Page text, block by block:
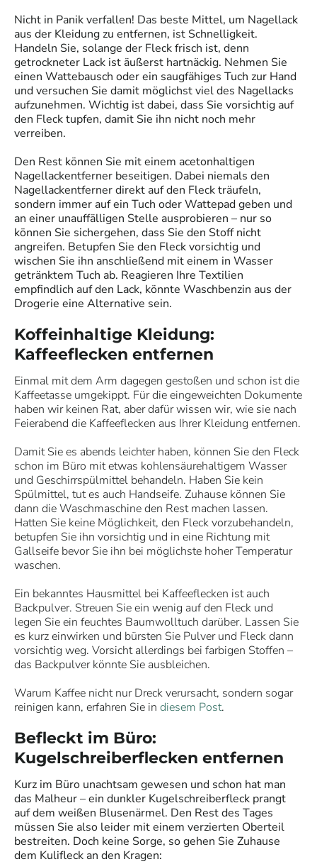
Nicht in Panik verfallen! Das beste Mittel, um Nagellack
aus der Kleidung zu entfernen, ist Schnelligkeit.
Handeln Sie, solange der Fleck frisch ist, denn
getrockneter Lack ist äußerst hartnäckig. Nehmen Sie
einen Wattebausch oder ein saugfähiges Tuch zur Hand
und versuchen Sie damit möglichst viel des Nagellacks
aufzunehmen. Wichtig ist dabei, dass Sie vorsichtig auf
den Fleck tupfen, damit Sie ihn nicht noch mehr
verreiben.
Den Rest können Sie mit einem acetonhaltigen
Nagellackentferner beseitigen. Dabei niemals den
Nagellackentferner direkt auf den Fleck träufeln,
sondern immer auf ein Tuch oder Wattepad geben und
an einer unauffälligen Stelle ausprobieren – nur so
können Sie sichergehen, dass Sie den Stoff nicht
angreifen. Betupfen Sie den Fleck vorsichtig und
wischen Sie ihn anschließend mit einem in Wasser
getränktem Tuch ab. Reagieren Ihre Textilien
empfindlich auf den Lack, könnte Waschbenzin aus der
Drogerie eine Alternative sein.
Koffeinhaltige Kleidung:
Kaffeeflecken entfernen
Einmal mit dem Arm dagegen gestoßen und schon ist die
Kaffeetasse umgekippt. Für die eingeweichten Dokumente
haben wir keinen Rat, aber dafür wissen wir, wie sie nach
Feierabend die Kaffeeflecken aus Ihrer Kleidung entfernen.
Damit Sie es abends leichter haben, können Sie den Fleck
schon im Büro mit etwas kohlensäurehaltigem Wasser
und Geschirrspülmittel behandeln. Haben Sie kein
Spülmittel, tut es auch Handseife. Zuhause können Sie
dann die Waschmaschine den Rest machen lassen.
Hatten Sie keine Möglichkeit, den Fleck vorzubehandeln,
betupfen Sie ihn vorsichtig und in eine Richtung mit
Gallseife bevor Sie ihn bei möglichste hoher Temperatur
waschen.
Ein bekanntes Hausmittel bei Kaffeeflecken ist auch
Backpulver. Streuen Sie ein wenig auf den Fleck und
legen Sie ein feuchtes Baumwolltuch darüber. Lassen Sie
es kurz einwirken und bürsten Sie Pulver und Fleck dann
vorsichtig weg. Vorsicht allerdings bei farbigen Stoffen –
das Backpulver könnte Sie ausbleichen.
Warum Kaffee nicht nur Dreck verursacht, sondern sogar
reinigen kann, erfahren Sie in diesem Post.
Befleckt im Büro:
Kugelschreiberflecken entfernen
Kurz im Büro unachtsam gewesen und schon hat man
das Malheur – ein dunkler Kugelschreiberfleck prangt
auf dem weißen Blusenärmel. Den Rest des Tages
müssen Sie also leider mit einem verzierten Oberteil
bestreiten. Doch keine Sorge, so gehen Sie Zuhause
dem Kulifleck an den Kragen: